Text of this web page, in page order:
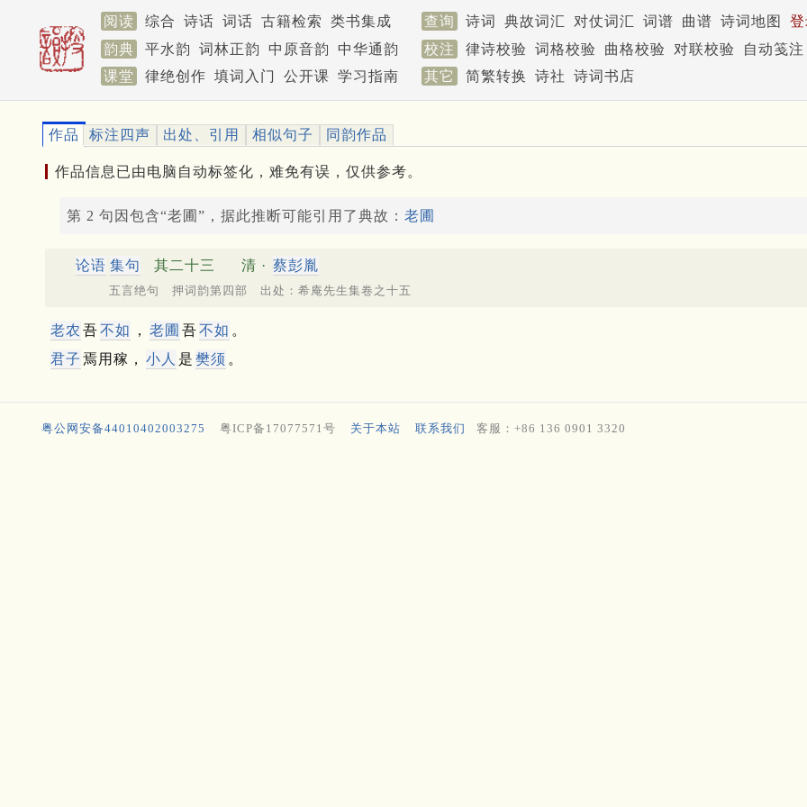
阅读 综合 诗话 词话 古籍检索 类书集成 查询 诗词 典故词汇 对仗词汇 词谱 曲谱 诗词地图
韵典
平水韵 词林正韵 中原音韵 中华通韵 校注 律诗校验 词格校验 曲格校验 对联校验
自动笺注
课堂
律绝创作 填词入门 公开课 学习指南 其它 简繁转换 诗社 诗词书店
作品 标注四声 出处、引用 相似句子 同韵作品
作品信息已由电脑自动标签化，难免有误，仅供参考。
第 2 句因包含“老圃”，据此推断可能引用了典故： 老圃
论语 集句 其二十三 清 · 蔡彭胤
五言绝句 押词韵第四部 出处：希庵先生集卷之十五
老农 吾不如 ， 老圃 吾不如 。
君子 焉用稼， 小人 是 樊须 。
粤公网安备44010402003275 粤ICP备17077571号 关于本站 联系我们 客服：+86 136 0901 3320